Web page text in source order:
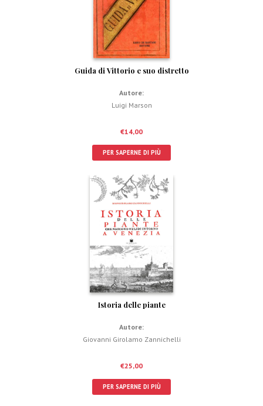
Guida di Vittorio e suo distretto
Autore:
Luigi Marson
€14,00
PER SAPERNE DI PIÙ
Istoria delle piante
Autore:
Giovanni Girolamo Zannichelli
€25,00
PER SAPERNE DI PIÙ